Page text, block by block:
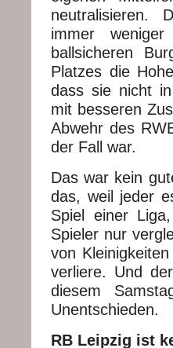
neutralisieren.
immer
ballsicheren
Platzes die
dass sie nicht
mit besseren
Abwehr des
der Fall war.
Das war kein
das, weil jeder
Spiel einer
Spieler nur
von
verliere. Und
diesem
Unentschieden.
RB Leipzig ist